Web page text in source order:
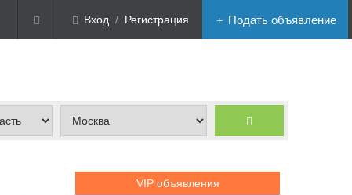
Вход / Регистрация Подать объявление
VIP объявления